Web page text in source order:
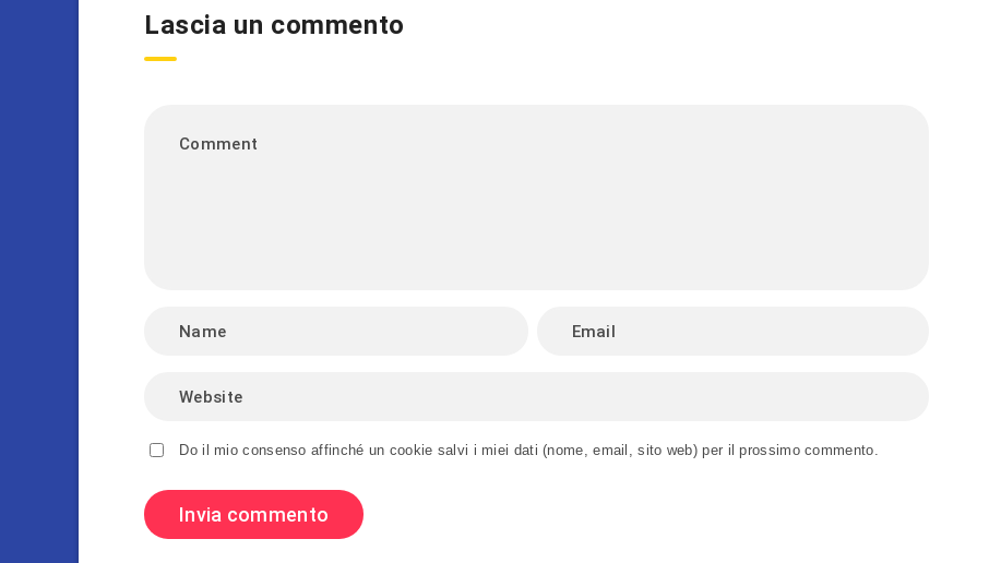
Lascia un commento
Do il mio consenso affinché un cookie salvi i miei dati (nome, email, sito web) per il prossimo commento.